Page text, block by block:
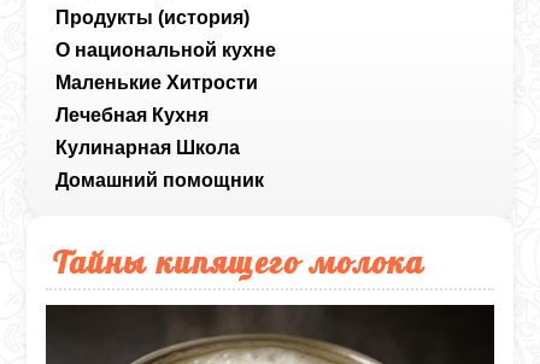
Продукты (история)
О национальной кухне
Маленькие Хитрости
Лечебная Кухня
Кулинарная Школа
Домашний помощник
Тайны кипящего молока